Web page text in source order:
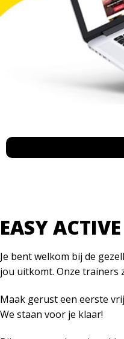
EASY
Je bent welkom bij de
jou uitkomt. Onze trainers
Maak gerust een eerste
We staan voor je klaar!